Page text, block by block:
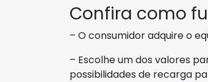
Confira como
– O consumidor adquire o
– Escolhe um dos valores
possibilidades de recarga